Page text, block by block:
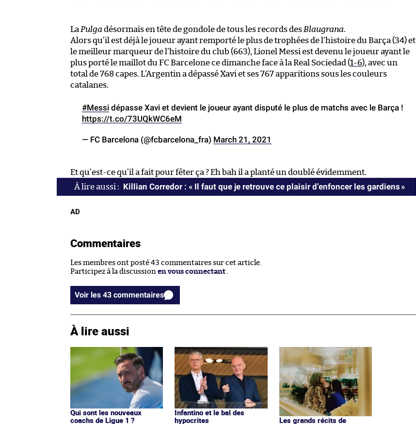
La Pulga désormais en tête de gondole de tous les records des Blaugrana.
Alors qu’il est déjà le joueur ayant remporté le plus de trophées de l’histoire du Barça (34) et
le meilleur marqueur de l’histoire du club (663), Lionel Messi est devenu le joueur ayant le
plus porté le maillot du FC Barcelone ce dimanche face à la Real Sociedad (1-6), avec un
total de 768 capes. L’Argentin a dépassé Xavi et ses 767 apparitions sous les couleurs
catalanes.
#Messi dépasse Xavi et devient le joueur ayant disputé le plus de matchs avec le Barça !
https://t.co/73UQkWC6eM
— FC Barcelona (@fcbarcelona_fra) March 21, 2021
Et qu’est-ce qu’il a fait pour fêter ça ? Eh bah il a planté un doublé évidemment.
Killian Corredor : « Il faut que je retrouve ce plaisir d’enfoncer les gardiens »
AD
Commentaires
Les membres ont posté 43 commentaires sur cet article.
Participez à la discussion en vous connectant .
Voir les 43 commentaires
À lire aussi
Qui sont les nouveaux
coachs de Ligue 1 ?
Infantino et le bal des
hypocrites
Les grands récits de